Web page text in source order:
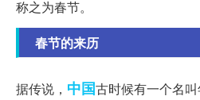
称之为春节。
春节的来历
据传说， 中国古时候有一个名